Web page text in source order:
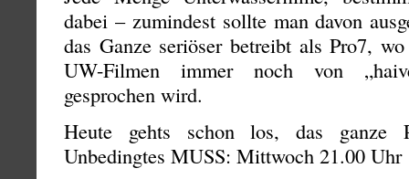
dabei – zumindest sollte man davon
das Ganze seriöser betreibt als Pro7,
UW-Filmen immer noch von
gesprochen wird.
Heute gehts schon los, das ganze
Unbedingtes MUSS: Mittwoch 21.00